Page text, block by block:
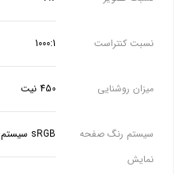
نسبت کنتراست 1000:1
میزان روشنایی 450 نیت
سیستم رنگ صفحه
نمایش
sRGB سیستم رنگ